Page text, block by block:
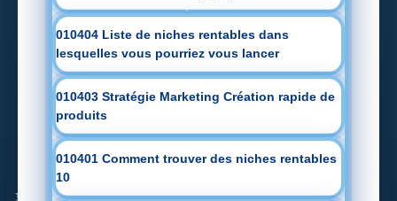
010404 Liste de niches rentables dans
lesquelles vous pourriez vous lancer
010403 Stratégie Marketing Création rapide de
produits
010401 Comment trouver des niches rentables
10